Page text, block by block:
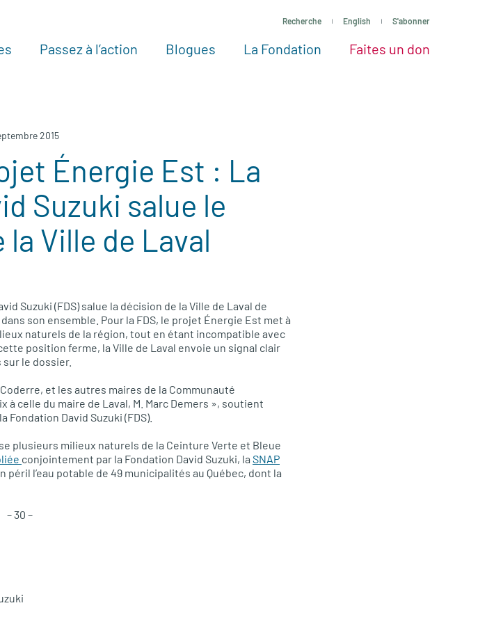
Recherche English S'abonner
Voir tous les projets
Nos Experts
Passez à l’action Passez à l’action
Blogues La FondationLa Fondation
Faites un don
Autres façons de faire un don
2015
Énergie Est : La
Suzuki salue le
Ville de Laval
Suzuki (FDS) salue la décision de la Ville de Laval de
son ensemble. Pour la FDS, le projet Énergie Est met à
naturels de la région, tout en étant incompatible avec
position ferme, la Ville de Laval envoie un signal clair
le dossier.
et les autres maires de la Communauté
celle du maire de Laval, M. Marc Demers », soutient
Fondation David Suzuki (FDS).
plusieurs milieux naturels de la Ceinture Verte et Bleue
conjointement par la Fondation David Suzuki, la SNAP
péril l’eau potable de 49 municipalités au Québec, dont la
– 30 –